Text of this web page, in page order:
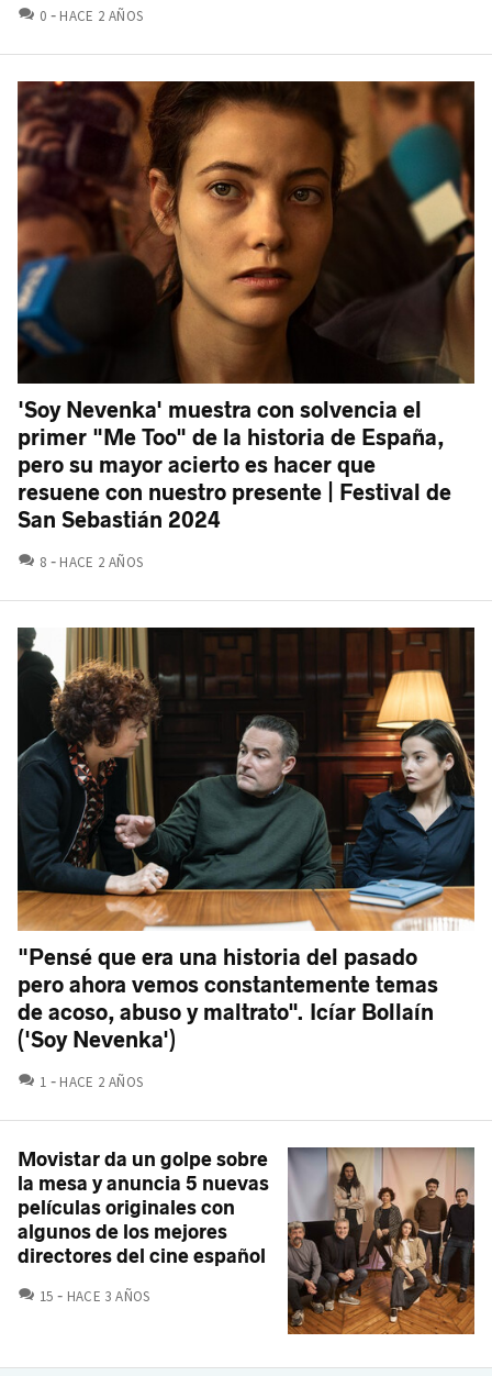
0 COMENTARIOS
HACE 2 AÑOS
'Soy Nevenka' muestra con solvencia el
primer "Me Too" de la historia de España,
pero su mayor acierto es hacer que
resuene con nuestro presente | Festival de
San Sebastián 2024
8 COMENTARIOS
HACE 2 AÑOS
"Pensé que era una historia del pasado
pero ahora vemos constantemente temas
de acoso, abuso y maltrato". Icíar Bollaín
('Soy Nevenka')
1 COMENTARIOS
HACE 2 AÑOS
Movistar da un golpe sobre
la mesa y anuncia 5 nuevas
películas originales con
algunos de los mejores
directores del cine español
15 COMENTARIOS
HACE 3 AÑOS